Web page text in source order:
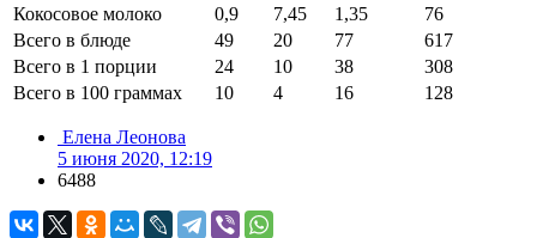
Кокосовое молоко
0,9 7,45 1,35
76
Всего в блюде
49 20 77
617
Всего в 1 порции
24 10 38
308
Всего в 100 граммах
10 4 16 128
Елена Леонова
5 июня 2020, 12:19
6488